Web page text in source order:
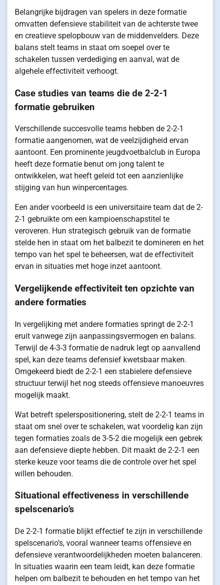
Belangrijke bijdragen van spelers in deze formatie
omvatten defensieve stabiliteit van de achterste twee
en creatieve spelopbouw van de middenvelders. Deze
balans stelt teams in staat om soepel over te
schakelen tussen verdediging en aanval, wat de
algehele effectiviteit verhoogt.
Case studies van teams die de 2-2-1
formatie gebruiken
Verschillende succesvolle teams hebben de 2-2-1
formatie aangenomen, wat de veelzijdigheid ervan
aantoont. Een prominente jeugdvoetbalclub in Europa
heeft deze formatie benut om jong talent te
ontwikkelen, wat heeft geleid tot een aanzienlijke
stijging van hun winpercentages.
Een ander voorbeeld is een universitaire team dat de 2-
2-1 gebruikte om een kampioenschapstitel te
veroveren. Hun strategisch gebruik van de formatie
stelde hen in staat om het balbezit te domineren en het
tempo van het spel te beheersen, wat de effectiviteit
ervan in situaties met hoge inzet aantoont.
Vergelijkende effectiviteit ten opzichte van
andere formaties
In vergelijking met andere formaties springt de 2-2-1
eruit vanwege zijn aanpassingsvermogen en balans.
Terwijl de 4-3-3 formatie de nadruk legt op aanvallend
spel, kan deze teams defensief kwetsbaar maken.
Omgekeerd biedt de 2-2-1 een stabielere defensieve
structuur terwijl het nog steeds offensieve manoeuvres
mogelijk maakt.
Wat betreft spelerspositionering, stelt de 2-2-1 teams in
staat om snel over te schakelen, wat voordelig kan zijn
tegen formaties zoals de 3-5-2 die mogelijk een gebrek
aan defensieve diepte hebben. Dit maakt de 2-2-1 een
sterke keuze voor teams die de controle over het spel
willen behouden.
Situational effectiveness in verschillende
spelscenario’s
De 2-2-1 formatie blijkt effectief te zijn in verschillende
spelscenario’s, vooral wanneer teams offensieve en
defensieve verantwoordelijkheden moeten balanceren.
In situaties waarin een team leidt, kan deze formatie
helpen om balbezit te behouden en het tempo van het